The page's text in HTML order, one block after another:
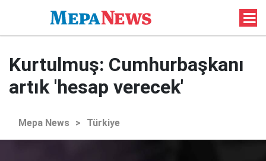
Kurtulmuş: Cumhurbaşkanı
artık 'hesap verecek'
Mepa News > Türkiye